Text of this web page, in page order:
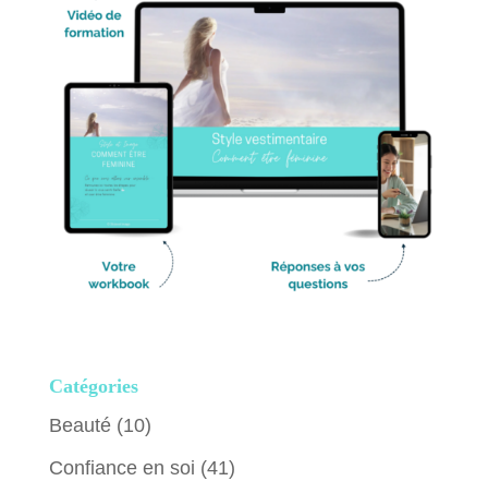
Catégories
Beauté(10)
Confiance en soi (41)